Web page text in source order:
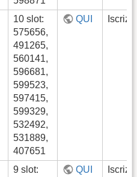
10 slot:
575656,
491265,
560141,
596681,
599523,
597415,
599329,
532492,
531889,
407651
QUI
9 slot:
QUI